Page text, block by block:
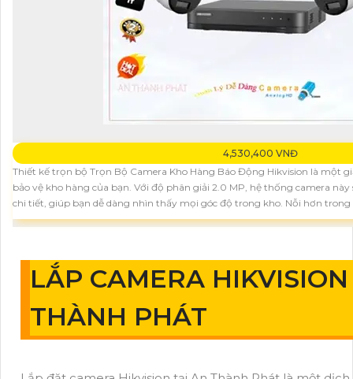
4,530,400 VNĐ
Thiết kế trọn bộ Trọn Bộ Camera Kho Hàng Báo Động Hikvision là một
bảo vệ kho hàng của bạn. Với độ phân giải 2.0 MP, hệ thống camera
chi tiết, giúp bạn dễ dàng nhìn thấy mọi góc độ trong kho. Nỗi hơn
LẮP CAMERA
THÀNH PHÁT